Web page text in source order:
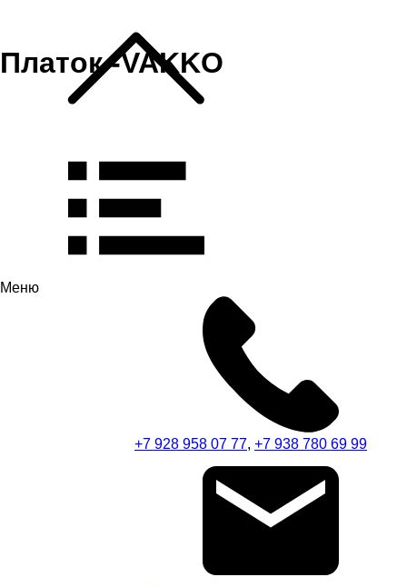
Меню
+7 928 958 07 77, +7 938 780 69 99
Платок -VAKKO